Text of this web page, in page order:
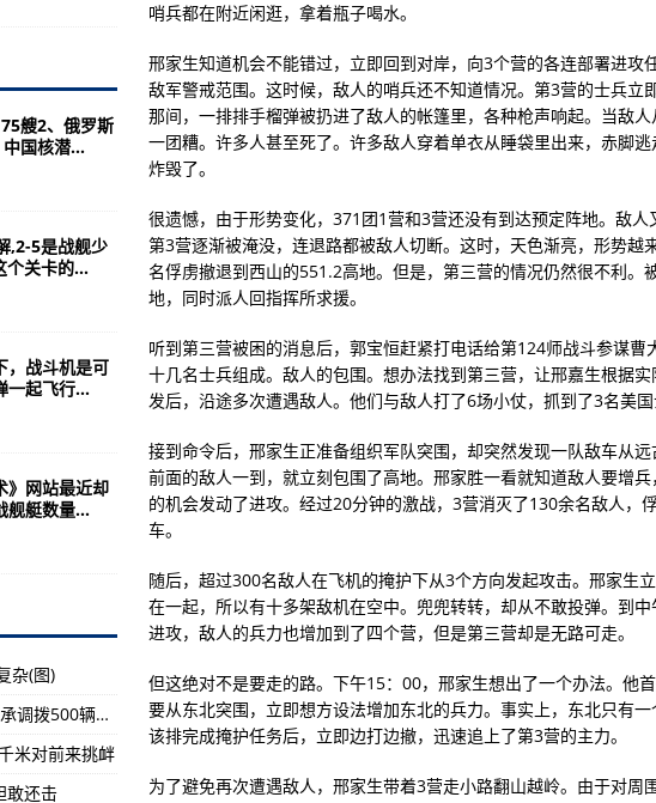
着非常多的任务和活动
况曝光：魔改了
役是2020年之后的事了
年纪念馆开展党史学习教育(图)
秋时节，寒意也已渐浓，可当我们把视线拉回
胁越来越大暗示将建造航母
力这么低？(图)
格局或因人工智能面临更多不确定性
器装备，同样震惊了整个世界
及发展历程（一）(组图)
机：中国歼20不在名单
)记者毛建军摄首战爆冷
了，却被曝摆拍?
哨兵都在附近闲逛，拿着瓶子喝水。
邢家生知道机会不能错过，立即回到对岸，向3个营的各连部署进攻
敌军警戒范围。这时候，敌人的哨兵还不知道情况。第3营的士兵立
那间，一排排手榴弹被扔进了敌人的帐篷里，各种枪声响起。当敌
一团糟。许多人甚至死了。许多敌人穿着单衣从睡袋里出来，赤脚
炸毁了。
很遗憾，由于形势变化，371团1营和3营还没有到达预定阵地。敌人
第3营逐渐被淹没，连退路都被敌人切断。这时，天色渐亮，形势越
名俘虏撤退到西山的551.2高地。但是，第三营的情况仍然很不利。
地，同时派人回指挥所求援。
听到第三营被困的消息后，郭宝恒赶紧打电话给第124师战斗参谋
十几名士兵组成。敌人的包围。想办法找到第三营，让邢嘉生根据
发后，沿途多次遭遇敌人。他们与敌人打了6场小仗，抓到了3名美国
接到命令后，邢家生正准备组织军队突围，却突然发现一队敌车从远
前面的敌人一到，就立刻包围了高地。邢家胜一看就知道敌人要增
的机会发动了进攻。经过20分钟的激战，3营消灭了130余名敌人，
车。
随后，超过300名敌人在飞机的掩护下从3个方向发起攻击。邢家生
在一起，所以有十多架敌机在空中。兜兜转转，却从不敢投弹。到
进攻，敌人的兵力也增加到了四个营，但是第三营却是无路可走。
但这绝对不是要走的路。下午15：00，邢家生想出了一个办法。他
要从东北突围，立即想方设法增加东北的兵力。事实上，东北只有一
该排完成掩护任务后，立即边打边撤，迅速追上了第3营的主力。
为了避免再次遭遇敌人，邢家生带着3营走小路翻山越岭。由于对周
艘2、俄罗斯
国核潜...
,2-5是战舰少
个关卡的...
，战斗机是可
一起飞行...
》网站最近却
舰艇数量...
杂(图)
1947年印度不断战役爆发之前：刘伯承调拨500辆解放牌部队
米对前来挑衅
敢还击